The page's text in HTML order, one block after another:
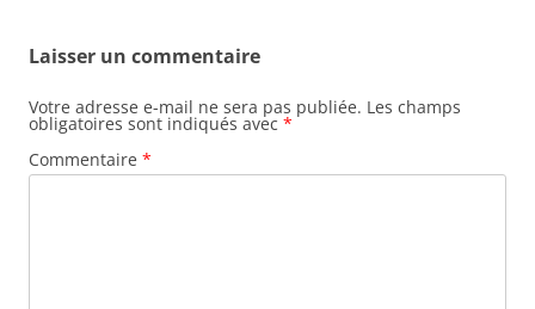
Laisser un commentaire
Votre adresse e-mail ne sera pas publiée. Les champs
obligatoires sont indiqués avec *
Commentaire *